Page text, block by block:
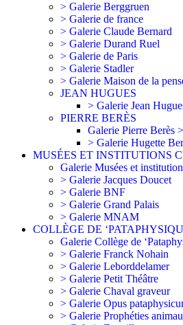
> Galerie Berggruen
> Galerie de france
> Galerie Claude Bernard
> Galerie Durand Ruel
> Galerie de Paris
> Galerie Stadler
> Galerie Maison de la
JEAN HUGUES
> Galerie Jean
PIERRE BERÈS
Galerie Pierre Berès >
> Galerie Hugette
MUSÉES ET INSTITUTIONS
Galerie Musées et
> Galerie Jacques Doucet
> Galerie BNF
> Galerie Grand Palais
> Galerie MNAM
COLLÈGE DE
Galerie Collège de
> Galerie Franck Nohain
> Galerie Leborddelamer
> Galerie Petit Théâtre
> Galerie Chaval graveur
> Galerie Opus
> Galerie Prophéties